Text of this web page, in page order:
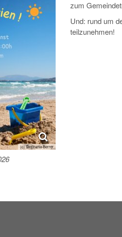
(c) Stephanie Berrer
zum
Und: rund um
teilzunehmen!